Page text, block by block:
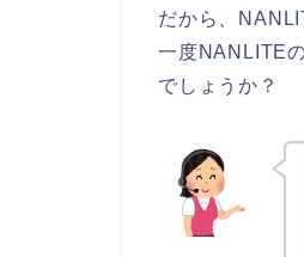
だから、
一度NANLITE
でしょうか？